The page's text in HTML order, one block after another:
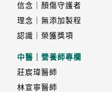
信念｜顏傷守護者
理念｜無添加製程
認識｜榮獲獎項
中醫｜營養師專欄
莊宸瑋醫師
林宣寧醫師